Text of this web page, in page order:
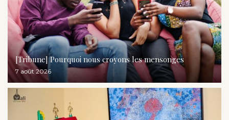
[Tribune] Pourquoi nous croyons les mensonges
7 août 2026